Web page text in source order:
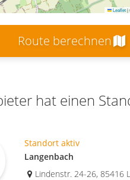
Leaflet|
Route berechnen
hat einen
Standort aktiv
Langenbach
Lindenstr. 24-26, 85416